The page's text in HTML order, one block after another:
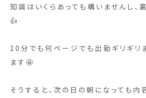
知識はいくらあっても構いませんし、
👍
10分でも何ページでも出勤ギリギリ
ます🤩
そうすると、次の日の朝になっても内